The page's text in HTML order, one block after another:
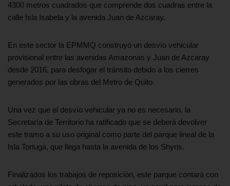
4300 metros cuadrados que comprende dos cuadras entre la
calle Isla Isabela y la avenida Juan de Azcaray.
En este sector la EPMMQ construyó un desvío vehicular
provisional entre las avenidas Amazonas y Juan de Azcaray
desde 2016, para desfogar el tránsito debido a los cierres
generados por las obras del Metro de Quito.
Una vez que el desvío vehicular ya no es necesario, la
Secretaría de Territorio ha ratificado que se deberá devolver
este tramo a su uso original como parte del parque lineal de la
Isla Tortuga, que llega hasta la avenida de los Shyris.
Finalizados los trabajos de reposición, este parque contará con